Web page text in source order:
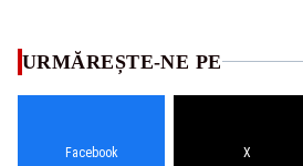
URMĂREȘTE-NE PE
Facebook X